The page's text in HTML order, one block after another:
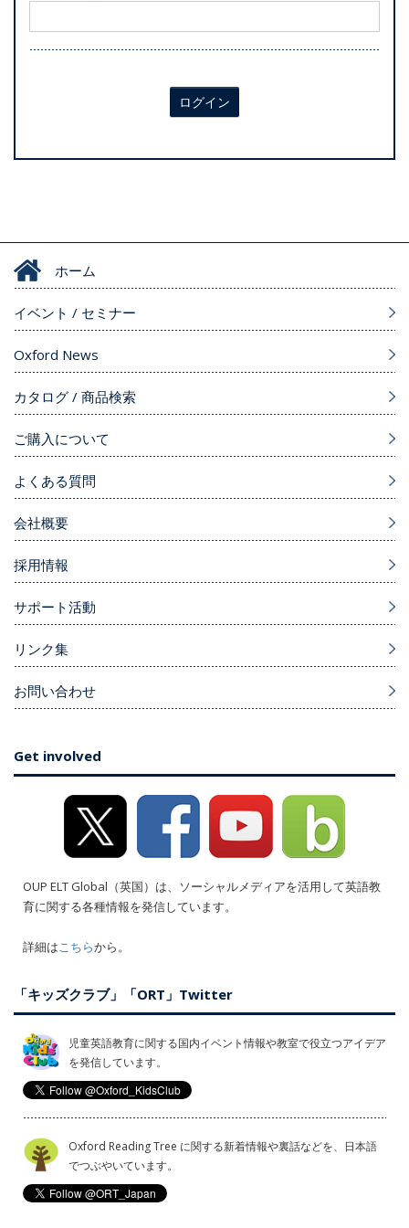
ログイン
ホーム
イベント / セミナー
Oxford News
カタログ / 商品検索
ご購入について
よくある質問
会社概要
採用情報
サポート活動
リンク集
お問い合わせ
Get involved
OUP ELT Global（英国）は、ソーシャルメディアを活用して英語教
育に関する各種情報を発信しています。
詳細はこちらから。
「キッズクラブ」「ORT」Twitter
児童英語教育に関する国内イベント情報や教室で役立つアイデア
を発信しています。
Oxford Reading Tree に関する新着情報や裏話などを、日本語
でつぶやいています。